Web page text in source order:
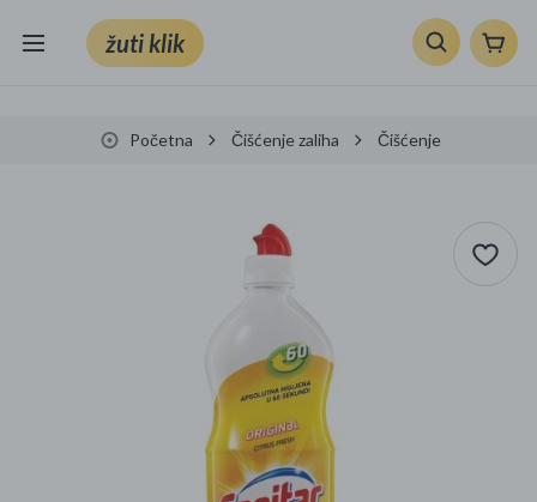
žuti klik
Mobiteli, računala i elektronika
Sport i slobodno vrijeme
Početna Čišćenje zaliha Čišćenje